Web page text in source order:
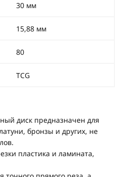
30 мм
15,88 мм
80
TCG
диск предназначен для
бронзы и других, не
пластика и ламината,